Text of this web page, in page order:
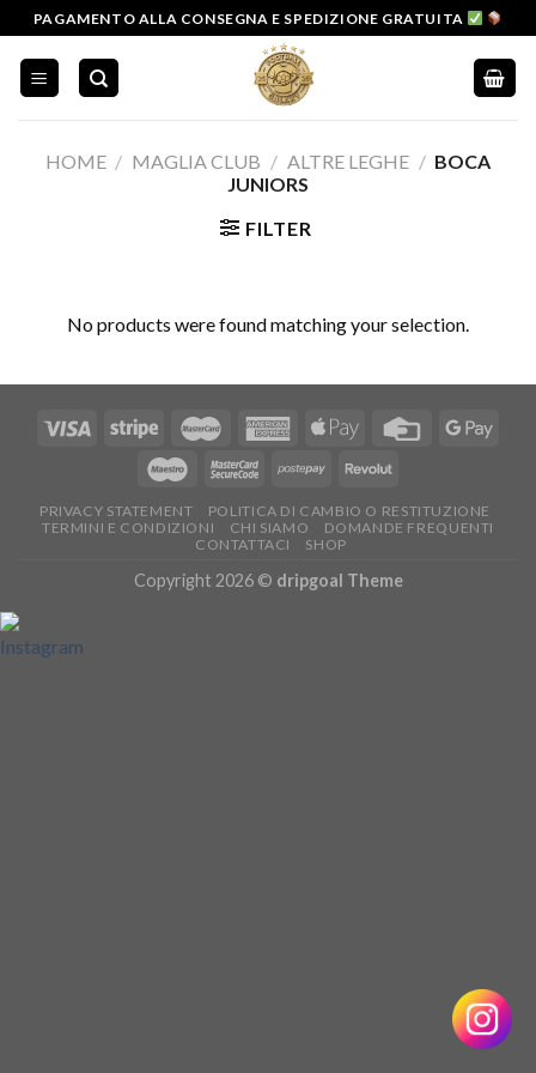
Salta
ai
contenuti
PAGAMENTO ALLA CONSEGNA E SPEDIZIONE GRATUITA
HOME / MAGLIA CLUB / ALTRE LEGHE / BOCA
JUNIORS
FILTER
No products were found matching your selection.
PRIVACY STATEMENT
POLITICA DI CAMBIO O RESTITUZIONE
TERMINI E CONDIZIONI
CHI SIAMO
DOMANDE FREQUENTI
CONTATTACI
SHOP
Copyright 2026 © dripgoal Theme